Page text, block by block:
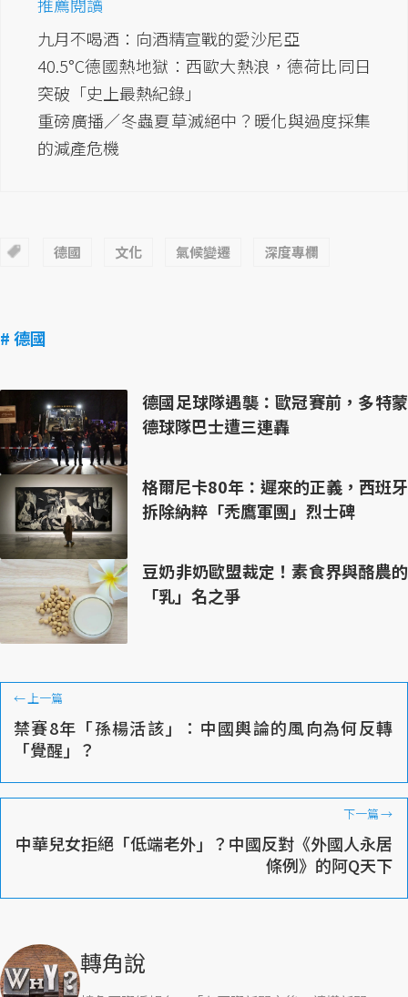
推薦閱讀
九月不喝酒：向酒精宣戰的愛沙尼亞
40.5°C德國熱地獄：西歐大熱浪，德荷比同日
突破「史上最熱紀錄」
重磅廣播／冬蟲夏草滅絕中？暖化與過度採集
的減產危機
德國 文化 氣候變遷 深度專欄
# 德國
德國足球隊遇襲：歐冠賽前，多特蒙
德球隊巴士遭三連轟
格爾尼卡80年：遲來的正義，西班牙
拆除納粹「禿鷹軍團」烈士碑
豆奶非奶歐盟裁定！素食界與酪農的
「乳」名之爭
←上一篇
禁賽8年「孫楊活該」：中國輿論的風向為何反轉
「覺醒」？
下一篇→
中華兒女拒絕「低端老外」？中國反對《外國人永居
條例》的阿Q天下
轉角說